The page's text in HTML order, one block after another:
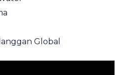
Global